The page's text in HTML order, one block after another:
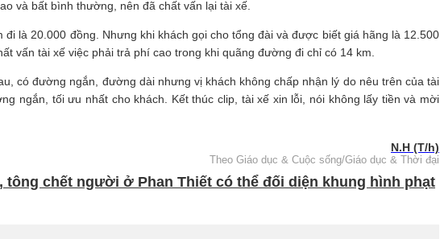
và bất bình thường, nên đã chất vấn lại tài xế.
đi là 20.000 đồng. Nhưng khi khách gọi cho tổng đài và được biết giá hãng là 12.500
vấn tài xế việc phải trả phí cao trong khi quãng đường đi chỉ có 14 km.
có đường ngắn, đường dài nhưng vị khách không chấp nhận lý do nêu trên của tài
ngắn, tối ưu nhất cho khách. Kết thúc clip, tài xế xin lỗi, nói không lấy tiền và mời
N.H (T/h)
Theo Giáo dục & Cuộc sống/Giáo dục & Thời đại
tông chết người ở Phan Thiết có thể đối diện khung hình phạt